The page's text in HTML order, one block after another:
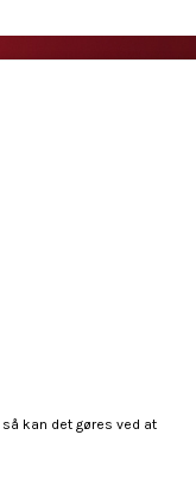
så kan det gøres ved at